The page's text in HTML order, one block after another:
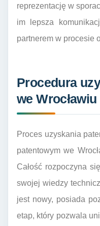
reprezentację w
im lepsza
partnerem w procesie
Procedura
we Wrocławiu
Proces uzyskania
patentowym we
Całość rozpoczyna
swojej wiedzy
jest nowy, posiada
etap, który pozwala